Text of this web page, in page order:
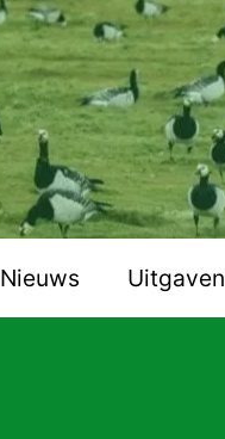
Nieuws Uitgaven